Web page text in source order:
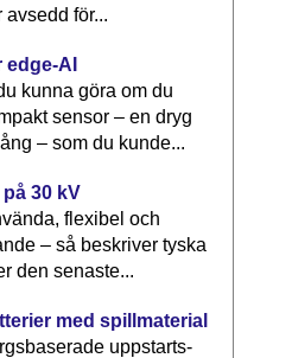
för...
AI
kunna göra om du
sensor – en dryg
– som du kunde...
30 kV
flexibel och
– så beskriver tyska
den senaste...
med spillmaterial
upp­starts­